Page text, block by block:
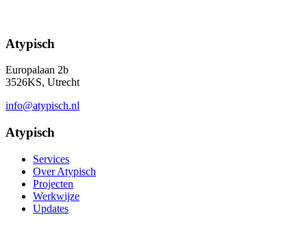
Atypisch
Europalaan 2b
3526KS, Utrecht
info@atypisch.nl
Atypisch
Services
Over Atypisch
Projecten
Werkwijze
Updates